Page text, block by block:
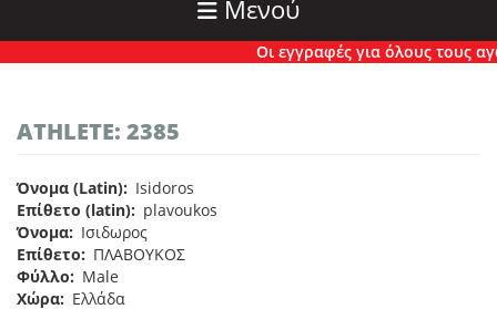
Μενού
Οι εγγραφές για όλους τους
ATHLETE: 2385
Όνομα (Latin)
Isidoros
Επίθετο (latin)
plavoukos
Όνομα
Ισιδωρος
Επίθετο
ΠΛΑΒΟΥΚΟΣ
Φύλλο
Male
Χώρα
Ελλάδα